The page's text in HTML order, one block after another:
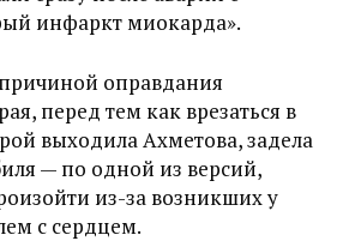
инфаркт миокарда».
оправдания
перед тем как врезаться в
выходила Ахметова, задела
— по одной из версий,
из-за возникших у
с сердцем.